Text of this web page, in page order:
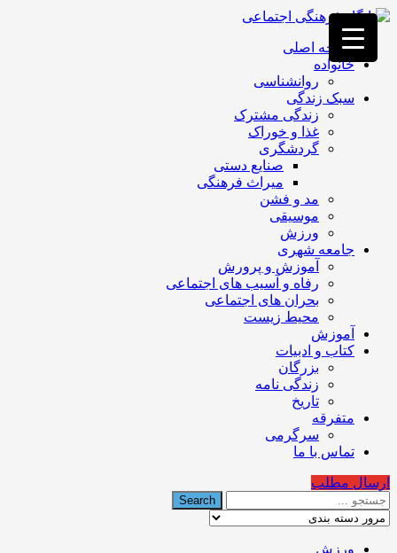
فصد
خون
غرب
تهران
خشکشویی
تصفیه
تهران
صفحه اصلی
خانواده
روانشناسی
سبک زندگی
زندگی مشترک
غذا و خوراک
گردشگری
صنایع دستی
میراث فرهنگی
مد و فشن
موسیقی
ورزش
جامعه شهری
آموزش و پرورش
رفاه و آسیب های اجتماعی
بحران های اجتماعی
محیط زیست
آموزش
کتاب و ادبیات
بزرگان
زندگی نامه
تاریخ
متفرقه
سرگرمی
تماس با ما
ارسال مطلب
ورزش